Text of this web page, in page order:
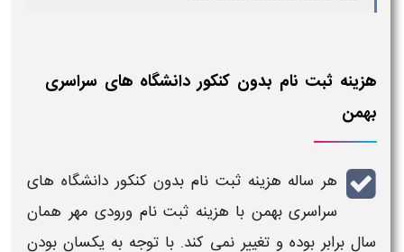
هزینه ثبت نام بدون کنکور دانشگاه های سراسری
بهمن
هر ساله هزینه ثبت نام بدون کنکوردانشگاه های
سراسریبهمن با هزینه ثبت نام ورودی مهر همان
سال برابر بوده و تغییر نمی کند. با توجه به یکسان بودن